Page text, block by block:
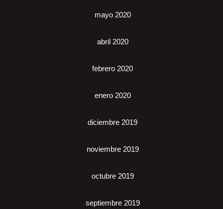
mayo 2020
abril 2020
febrero 2020
enero 2020
diciembre 2019
noviembre 2019
octubre 2019
septiembre 2019